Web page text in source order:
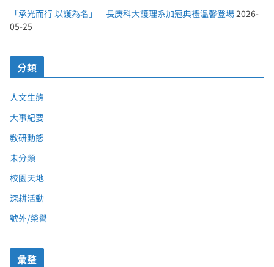
「承光而行 以護為名」 長庚科大護理系加冠典禮溫馨登場 2026-
05-25
分類
人文生態
大事紀要
教研動態
未分類
校園天地
深耕活動
號外/榮譽
彙整